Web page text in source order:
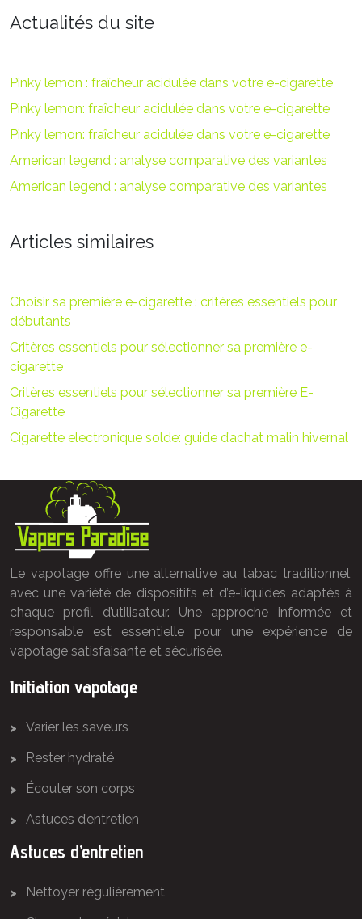
Actualités du site
Pinky lemon : fraîcheur acidulée dans votre e-cigarette
Pinky lemon: fraîcheur acidulée dans votre e-cigarette
Pinky lemon: fraîcheur acidulée dans votre e-cigarette
American legend : analyse comparative des variantes
American legend : analyse comparative des variantes
Articles similaires
Choisir sa première e-cigarette : critères essentiels pour
débutants
Critères essentiels pour sélectionner sa première e-
cigarette
Critères essentiels pour sélectionner sa première E-
Cigarette
Cigarette electronique solde: guide d’achat malin hivernal
Le vapotage offre une alternative au tabac traditionnel,
avec une variété de dispositifs et d’e-liquides adaptés à
chaque profil d’utilisateur. Une approche informée et
responsable est essentielle pour une expérience de
vapotage satisfaisante et sécurisée.
Initiation vapotage
Varier les saveurs
Rester hydraté
Écouter son corps
Astuces d’entretien
Astuces d’entretien
Nettoyer régulièrement